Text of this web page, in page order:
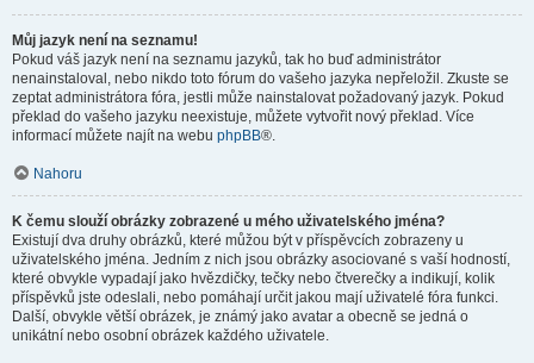
Můj jazyk není na seznamu!
Pokud váš jazyk není na seznamu jazyků, tak ho buď administrátor
nenainstaloval, nebo nikdo toto fórum do vašeho jazyka nepřeložil. Zkuste se
zeptat administrátora fóra, jestli může nainstalovat požadovaný jazyk. Pokud
překlad do vašeho jazyku neexistuje, můžete vytvořit nový překlad. Více
informací můžete najít na webu phpBB®.
Nahoru
K čemu slouží obrázky zobrazené u mého uživatelského jména?
Existují dva druhy obrázků, které můžou být v příspěvcích zobrazeny u
uživatelského jména. Jedním z nich jsou obrázky asociované s vaší hodností,
které obvykle vypadají jako hvězdičky, tečky nebo čtverečky a indikují, kolik
příspěvků jste odeslali, nebo pomáhají určit jakou mají uživatelé fóra funkci.
Další, obvykle větší obrázek, je známý jako avatar a obecně se jedná o
unikátní nebo osobní obrázek každého uživatele.